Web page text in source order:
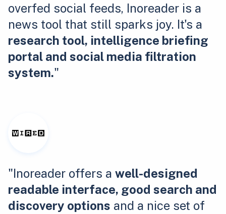
overfed social feeds, Inoreader is a
news tool that still sparks joy. It's a
research tool, intelligence briefing
portal and social media filtration
system."
"Inoreader offers a well-designed
readable interface, good search and
discovery options and a nice set of